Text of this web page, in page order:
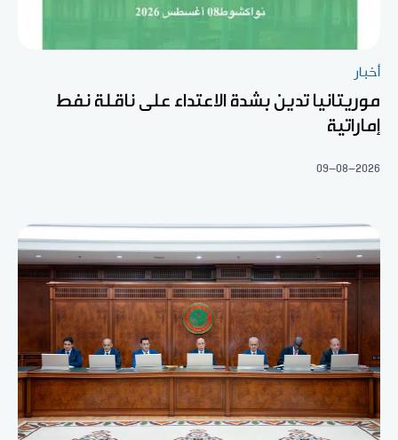
أخبار
موريتانيا تدين بشدة الاعتداء على ناقلة نفط
إماراتية
09-08-2026